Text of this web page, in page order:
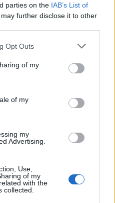
parties on the IAB’s List of
further disclose it to other
Opt Outs
of my
of my
my
Advertising.
Use,
of my
with the
collected.
van PSV tegen Sparta.
PSV
Ten Hag
'Dat kan hier niet'
nu op weg naar de